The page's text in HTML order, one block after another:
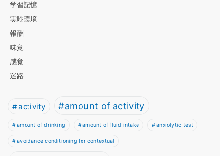
学習記憶
実験環境
報酬
味覚
感覚
迷路
activity amount of activity
amount of drinking amount of fluid intake anxiolytic test
avoidance conditioning for contextual